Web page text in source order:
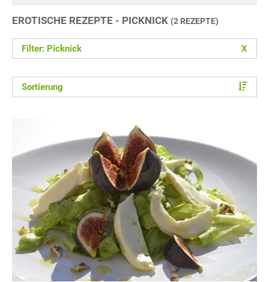
EROTISCHE REZEPTE - PICKNICK (2 REZEPTE)
Filter: Picknick X
Sortierung